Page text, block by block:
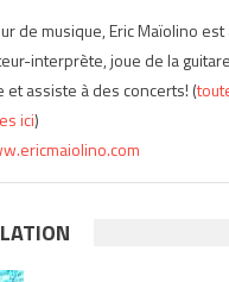
de musique, Eric Maïolino
interprète, joue de la
et assiste à des concerts! (
ici)